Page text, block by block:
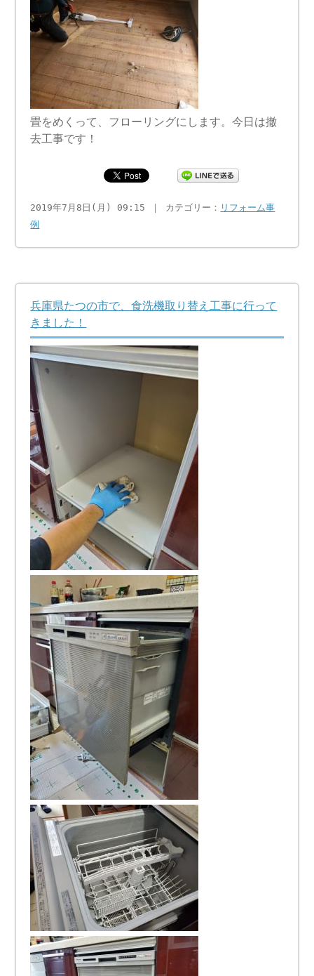
畳をめくって、フローリングにします。今日は撤
去工事です！
2019年7月8日(月) 09:15 ｜ カテゴリー： リフォーム事
例
兵庫県たつの市で、食洗機取り替え工事に行って
きました！